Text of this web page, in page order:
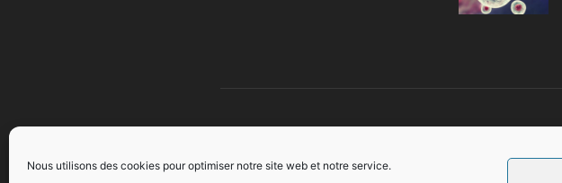
Nous utilisons des cookies pour optimiser notre site web et notre service.